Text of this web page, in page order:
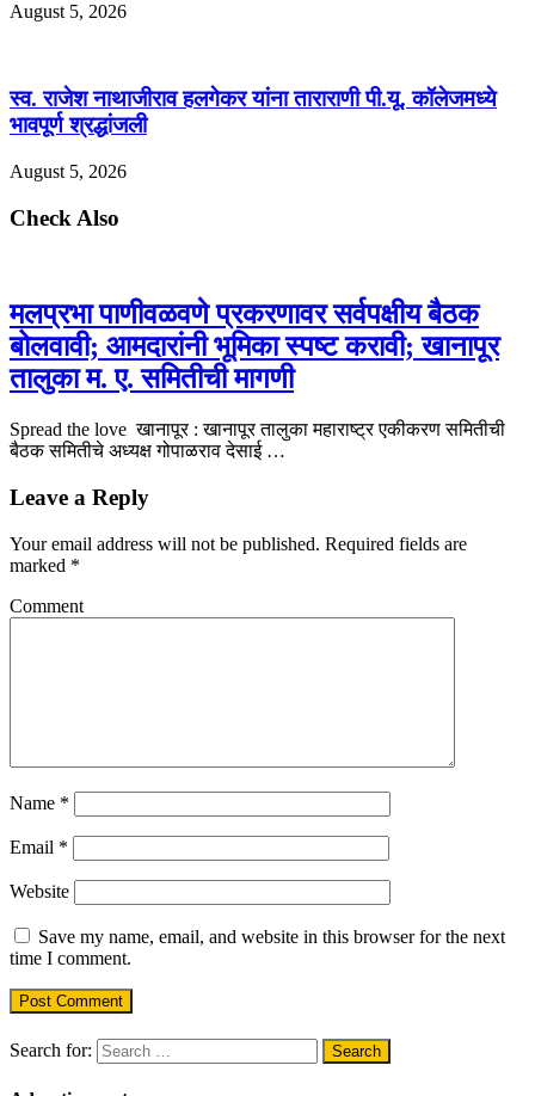
August 5, 2026
स्व. राजेश नाथाजीराव हलगेकर यांना ताराराणी पी.यू. कॉलेजमध्ये
भावपूर्ण श्रद्धांजली
August 5, 2026
Check Also
मलप्रभा पाणीवळवणे प्रकरणावर सर्वपक्षीय बैठक
बोलवावी; आमदारांनी भूमिका स्पष्ट करावी; खानापूर
तालुका म. ए. समितीची मागणी
Spread the love खानापूर : खानापूर तालुका महाराष्ट्र एकीकरण समितीची
बैठक समितीचे अध्यक्ष गोपाळराव देसाई …
Leave a Reply
Your email address will not be published. Required fields are
marked *
Comment
Name *
Email *
Website
Save my name, email, and website in this browser for the next
time I comment.
Search for: